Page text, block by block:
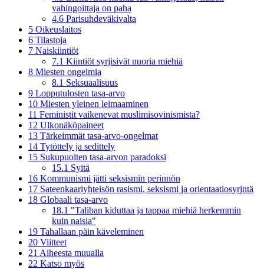
vahingoittaja on paha
4.6 Parisuhdeväkivalta
5 Oikeuslaitos
6 Tilastoja
7 Naiskiintiöt
7.1 Kiintiöt syrjisivät nuoria miehiä
8 Miesten ongelmia
8.1 Seksuaalisuus
9 Lopputulosten tasa-arvo
10 Miesten yleinen leimaaminen
11 Feministit vaikenevat muslimisovinismista?
12 Ulkonäköpaineet
13 Tärkeimmät tasa-arvo-ongelmat
14 Tytöttely ja sedittely
15 Sukupuolten tasa-arvon paradoksi
15.1 Syitä
16 Kommunismi jätti seksismin perinnön
17 Sateenkaariyhteisön rasismi, seksismi ja orientaatiosyrjntä
18 Globaali tasa-arvo
18.1 "Taliban kiduttaa ja tappaa miehiä herkemmin
kuin naisia"
19 Tahallaan päin käveleminen
20 Viitteet
21 Aiheesta muualla
22 Katso myös